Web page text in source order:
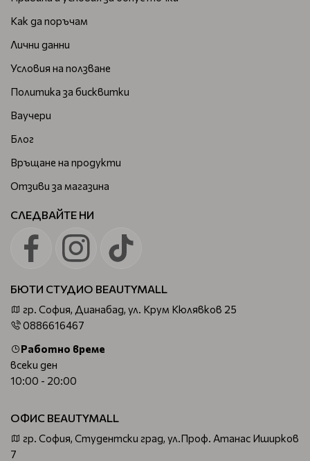
Как да поръчам
Лични данни
Условия на ползване
Политика за бисквитки
Ваучери
Блог
Връщане на продукти
Отзиви за магазина
СЛЕДВАЙТЕ НИ
БЮТИ СТУДИО BEAUTYMALL
гр. София, Дианабад, ул. Крум Кюлявков 25
0886616467
Работно време
всеки ден
10:00 - 20:00
ОФИС BEAUTYMALL
гр. София, Студентски град, ул.Проф. Атанас Иширков
7